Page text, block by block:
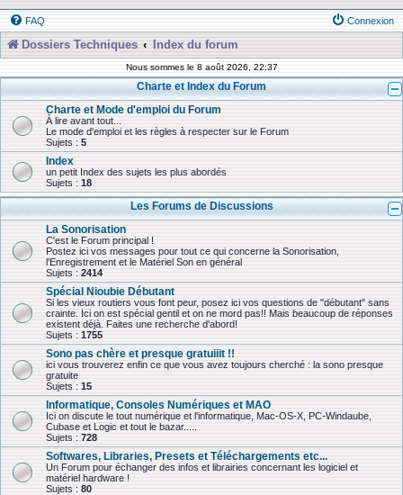
FAQ Connexion
Dossiers Techniques Index du forum
Nous sommes le 8 août 2026, 22:37
Charte et Index du Forum
Charte et Mode d'emploi du Forum
À lire avant tout...
Le mode d'emploi et les règles à respecter sur le Forum
Sujets : 5
Index
un petit Index des sujets les plus abordés
Sujets : 18
Les Forums de Discussions
La Sonorisation
C'est le Forum principal !
Postez ici vos messages pour tout ce qui concerne la Sonorisation,
l'Enregistrement et le Matériel Son en général
Sujets : 2414
Spécial Nioubie Débutant
Si les vieux routiers vous font peur, posez ici vos questions de "débutant" sans
crainte. Ici on est spécial gentil et on ne mord pas!! Mais beaucoup de réponses
existent déjà. Faites une recherche d'abord!
Sujets : 1755
Sono pas chère et presque gratuiiit !!
ici vous trouverez enfin ce que vous avez toujours cherché : la sono presque
gratuite
Sujets : 15
Informatique, Consoles Numériques et MAO
Ici on discute le tout numérique et l'informatique, Mac-OS-X, PC-Windaube,
Cubase et Logic et tout le bazar.....
Sujets : 728
Softwares, Libraries, Presets et Téléchargements etc...
Un Forum pour échanger des infos et librairies concernant les logiciel et
matériel hardware !
Sujets : 80